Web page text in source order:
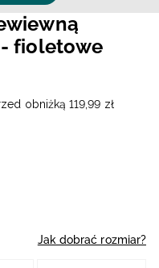
fioletowe
obniżką 119,99 zł
Jak dobrać rozmiar?